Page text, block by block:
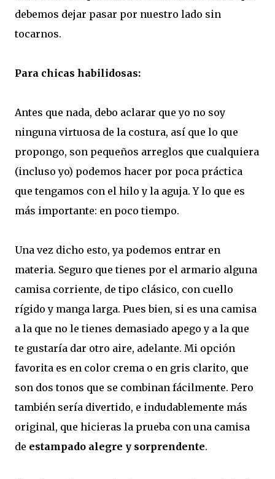
debemos dejar pasar por nuestro lado sin
tocarnos.
Para chicas habilidosas:
Antes que nada, debo aclarar que yo no soy
ninguna virtuosa de la costura, así que lo que
propongo, son pequeños arreglos que cualquiera
(incluso yo) podemos hacer por poca práctica
que tengamos con el hilo y la aguja. Y lo que es
más importante: en poco tiempo.
Una vez dicho esto, ya podemos entrar en
materia. Seguro que tienes por el armario alguna
camisa corriente, de tipo clásico, con cuello
rígido y manga larga. Pues bien, si es una camisa
a la que no le tienes demasiado apego y a la que
te gustaría dar otro aire, adelante. Mi opción
favorita es en color crema o en gris clarito, que
son dos tonos que se combinan fácilmente. Pero
también sería divertido, e indudablemente más
original, que hicieras la prueba con una camisa
de estampado alegre y sorprendente.